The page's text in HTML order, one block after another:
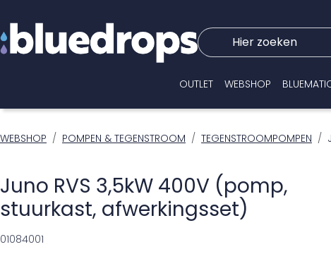
Hier zoeken
OUTLET WEBSHOP
WEBSHOP POMPEN & TEGENSTROOM TEGENSTROOMPOMPEN
Juno RVS 3,5kW 400V (pomp,
stuurkast, afwerkingsset)
01084001